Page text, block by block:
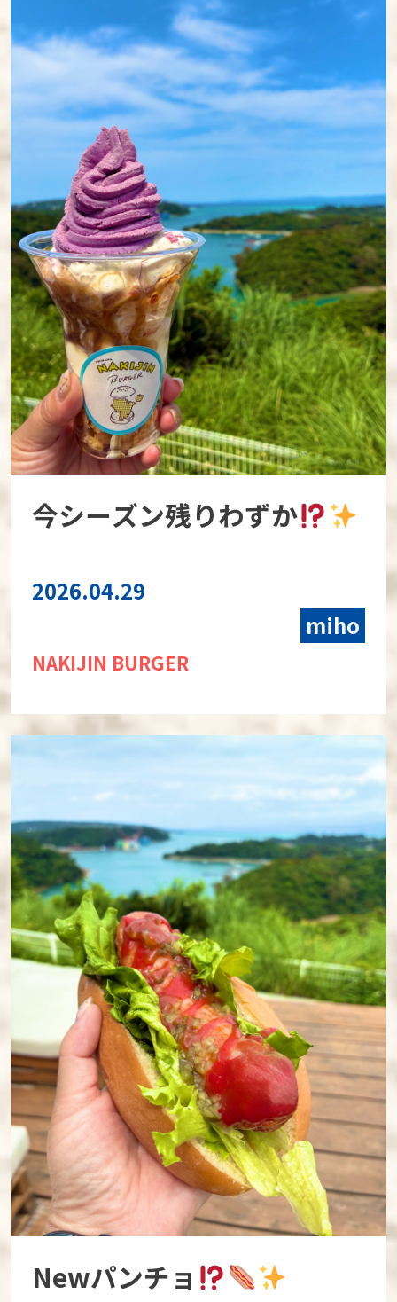
今シーズン残りわずか
2026.04.29
miho
NAKIJIN BURGER
Newパンチョ